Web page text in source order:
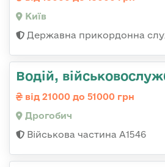
Київ
Державна прикордонна
Водій,
від 21000 до 51000 грн
Дрогобич
Військова частина А1546